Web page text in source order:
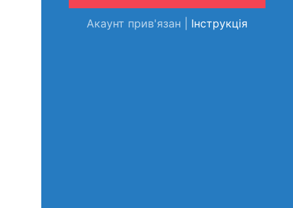
Акаунт прив'язан | Інструкція